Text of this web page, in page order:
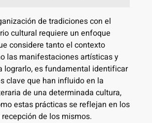
de tradiciones con el
cultural requiere un enfoque
considere tanto el contexto
las manifestaciones artísticas y
lograrlo, es fundamental identificar
clave que han influido en la
de una determinada cultura,
estas prácticas se reflejan en los
de los mismos.